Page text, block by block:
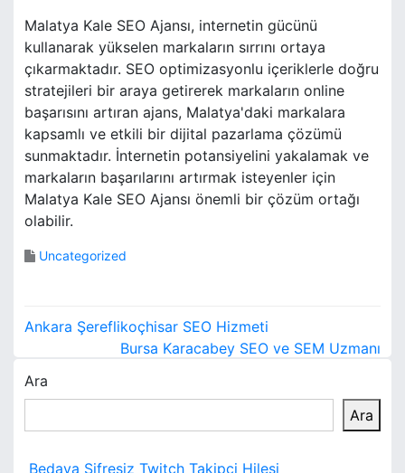
Malatya Kale SEO Ajansı, internetin gücünü
kullanarak yükselen markaların sırrını ortaya
çıkarmaktadır. SEO optimizasyonlu içeriklerle doğru
stratejileri bir araya getirerek markaların online
başarısını artıran ajans, Malatya'daki markalara
kapsamlı ve etkili bir dijital pazarlama çözümü
sunmaktadır. İnternetin potansiyelini yakalamak ve
markaların başarılarını artırmak isteyenler için
Malatya Kale SEO Ajansı önemli bir çözüm ortağı
olabilir.
Uncategorized
Y
z
ı
g
Ankara Şereflikoçhisar SEO Hizmeti
Bursa Karacabey SEO ve SEM Uzmanı
Ara
Ara
Bedava Şifresiz Twitch Takipçi Hilesi